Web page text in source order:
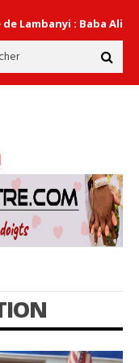
Alimou Barry